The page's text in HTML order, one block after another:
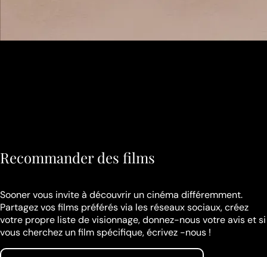
Recommander des films
Sooner vous invite à découvrir un cinéma différemment.
Partagez vos films préférés via les réseaux sociaux, créez
votre propre liste de visionnage, donnez-nous votre avis et si
vous cherchez un film spécifique, écrivez -nous !